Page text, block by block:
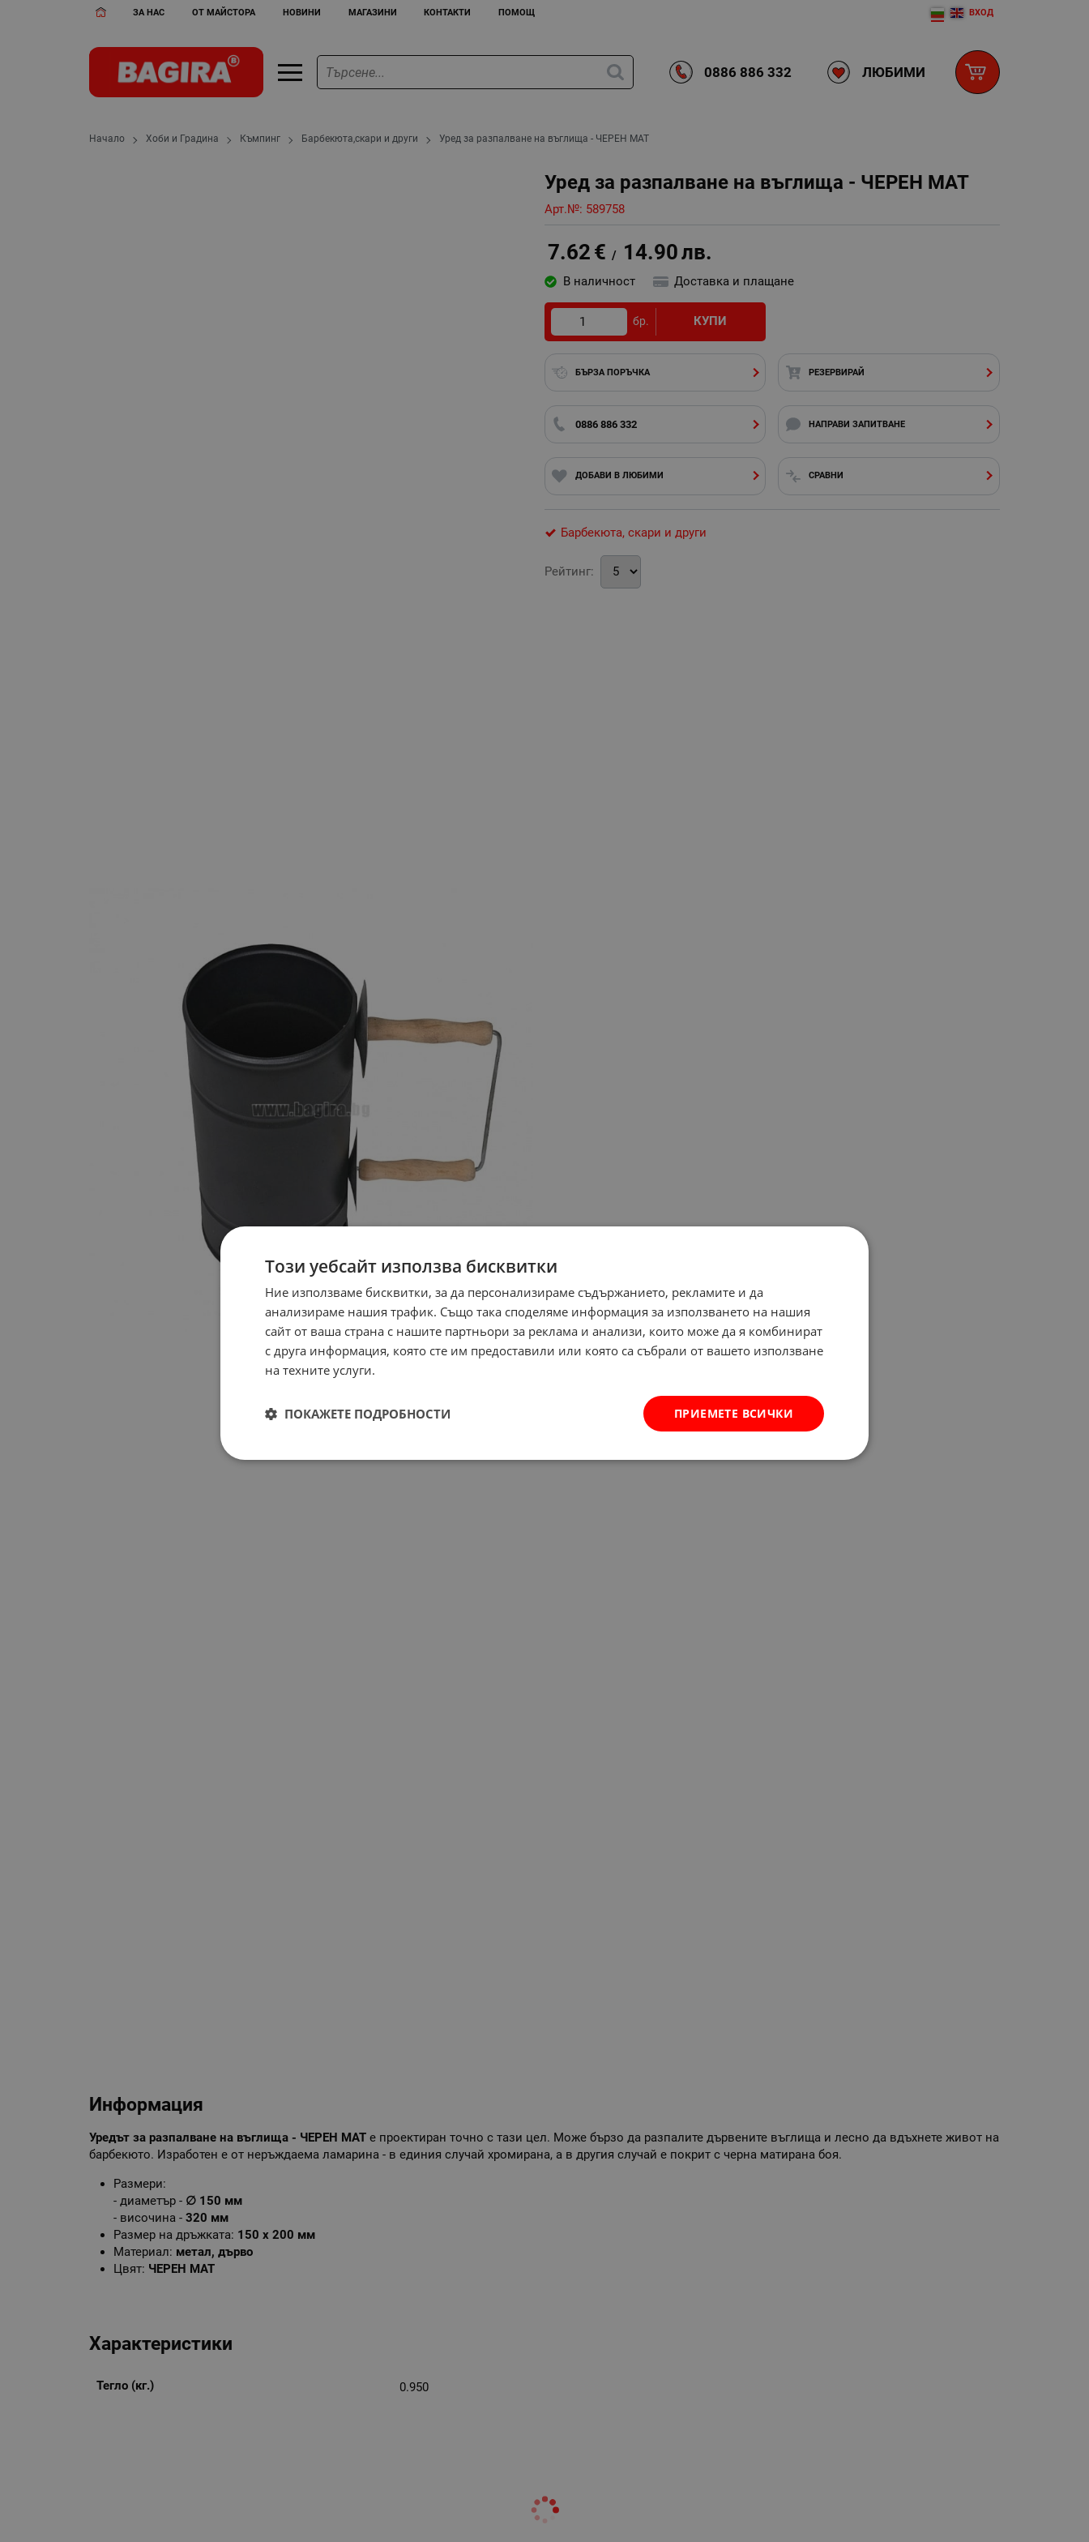
ЗА НАС ОТ МАЙСТОРА НОВИНИ МАГАЗИНИ КОНТАКТИ ПОМОЩ ВХОД
0886 886 332 ЛЮБИМИ
Начало Хоби и Градина Къмпинг Барбекюта,скари и други Уред за разпалване на въглища - ЧЕРЕН МАТ
Уред за разпалване на въглища - ЧЕРЕН МАТ
Арт.№: 589758
7.62 € / 14.90лв.
В наличност Доставка и плащане
бр. КУПИ
БЪРЗА ПОРЪЧКА РЕЗЕРВИРАЙ
0886 886 332 НАПРАВИ ЗАПИТВАНЕ
ДОБАВИ В ЛЮБИМИ СРАВНИ
Барбекюта, скари и други
Рейтинг:
Информация
Уредът за разпалване на въглища - ЧЕРЕН МАТ е проектиран точно с тази цел. Може бързо да разпалите дървените въглища и лесно да вдъхнете живот на
барбекюто. Изработен е от неръждаема ламарина - в единия случай хромирана, а в другия случай е покрит с черна матирана боя.
Размери:
- диаметър - ∅ 150 мм
- височина -320 мм
Размер на дръжката: 150 х 200 мм
Материал: метал, дърво
Цвят: ЧЕРЕН МАТ
Характеристики
Тегло (кг.) 0.950
Този уебсайт използва бисквитки
Ние използваме бисквитки, за да персонализираме съдържанието, рекламите и да
анализираме нашия трафик. Също така споделяме информация за използването на нашия
сайт от ваша страна с нашите партньори за реклама и анализи, които може да я комбинират
с друга информация, която сте им предоставили или която са събрали от вашето използване
на техните услуги.
ПРИЕМЕТЕ ВСИЧКИ
ПОКАЖЕТЕ ПОДРОБНОСТИ